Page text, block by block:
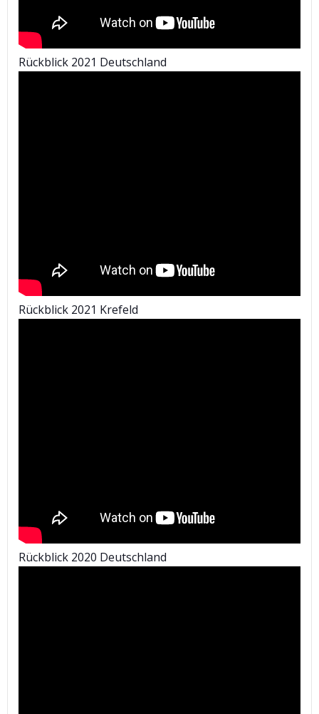
Rückblick 2021 Deutschland
Rückblick 2021 Krefeld
Rückblick 2020 Deutschland